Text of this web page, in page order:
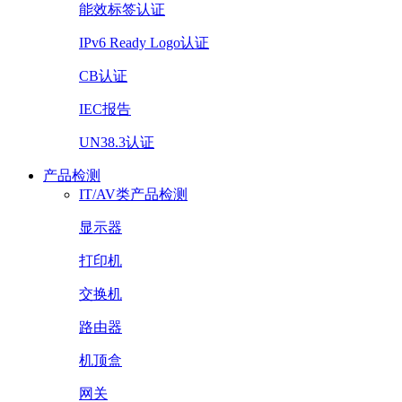
能效标签认证
IPv6 Ready Logo认证
CB认证
IEC报告
UN38.3认证
产品检测
IT/AV类产品检测
显示器
打印机
交换机
路由器
机顶盒
网关